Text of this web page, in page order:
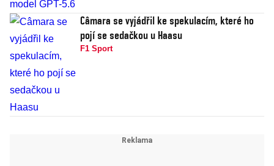
Câmara se vyjádřil ke spekulacím, které ho
pojí se sedačkou u Haasu
F1 Sport